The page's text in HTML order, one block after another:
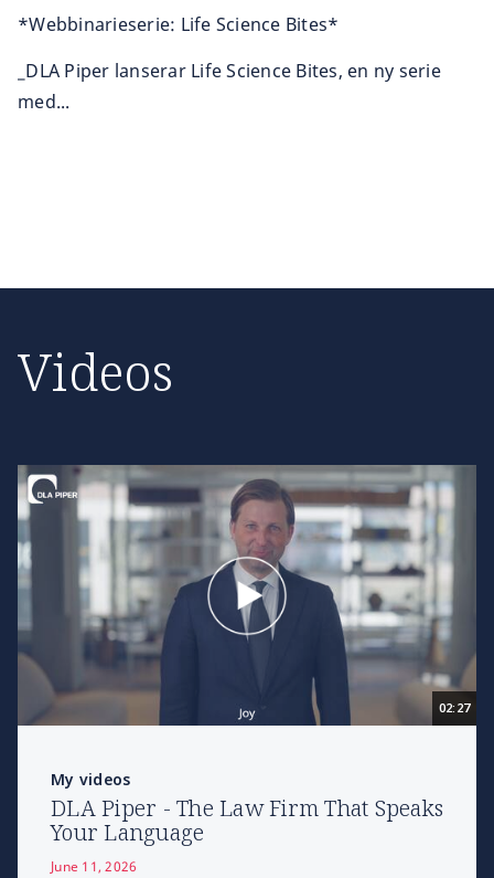
*Webbinarieserie: Life Science Bites*
_DLA Piper lanserar Life Science Bites, en ny serie
med...
Videos
02:27
My videos
DLA Piper - The Law Firm That Speaks
Your Language
June 11, 2026